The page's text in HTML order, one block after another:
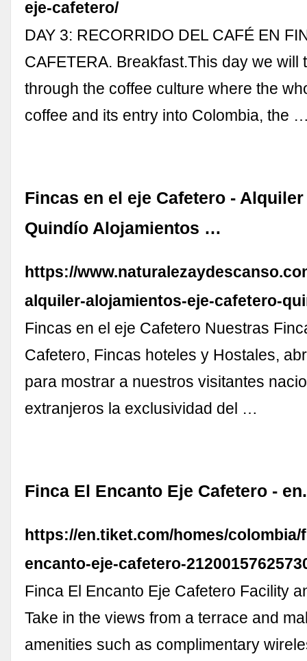
eje-cafetero/
DAY 3: RECORRIDO DEL CAFÉ EN
CAFETERA. Breakfast.This day we will
through the coffee culture where the
coffee and its entry into Colombia, the
Fincas en el eje Cafetero -
Quindío Alojamientos …
https://
alquiler-alojamientos-eje-cafetero-
Fincas en el eje Cafetero Nuestras
Cafetero, Fincas hoteles y Hostales,
para mostrar a nuestros visitantes
extranjeros la exclusividad del …
Finca El Encanto Eje Cafetero -
https://en.tiket.com/homes/colombia/
encanto-eje-cafetero-
Finca El Encanto Eje Cafetero Facility
Take in the views from a terrace and
amenities such as complimentary